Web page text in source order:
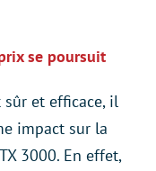
se poursuit
sûr et efficace, il
impact sur la
3000. En effet,